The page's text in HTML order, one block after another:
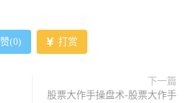
赞(0) 打赏
下一篇
股票大作手操盘术-股票大作手